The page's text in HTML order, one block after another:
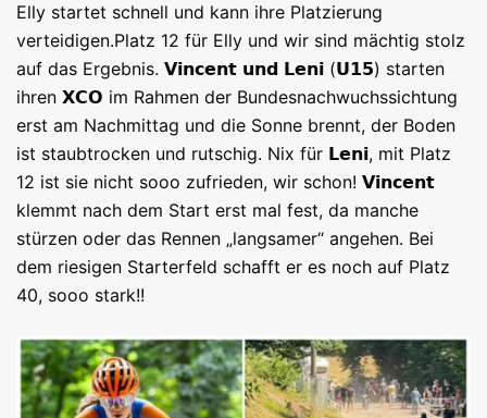
Elly startet schnell und kann ihre Platzierung
verteidigen.Platz 12 für Elly und wir sind mächtig stolz
auf das Ergebnis. 𝗩𝗶𝗻𝗰𝗲𝗻𝘁 𝘂𝗻𝗱 𝗟𝗲𝗻𝗶 (𝗨𝟭𝟱) starten
ihren 𝗫𝗖𝗢 im Rahmen der Bundesnachwuchssichtung
erst am Nachmittag und die Sonne brennt, der Boden
ist staubtrocken und rutschig. Nix für 𝗟𝗲𝗻𝗶, mit Platz
12 ist sie nicht sooo zufrieden, wir schon! 𝗩𝗶𝗻𝗰𝗲𝗻𝘁
klemmt nach dem Start erst mal fest, da manche
stürzen oder das Rennen „langsamer“ angehen. Bei
dem riesigen Starterfeld schafft er es noch auf Platz
40, sooo stark!!